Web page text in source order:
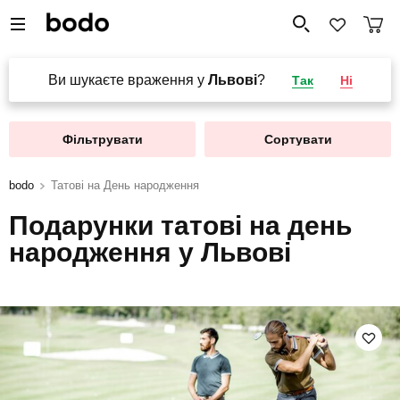
Ви шукаєте враження у Львові? Так Ні
Фільтрувати Сортувати
bodo Татові на День народження
Подарунки татові на день
народження у Львові